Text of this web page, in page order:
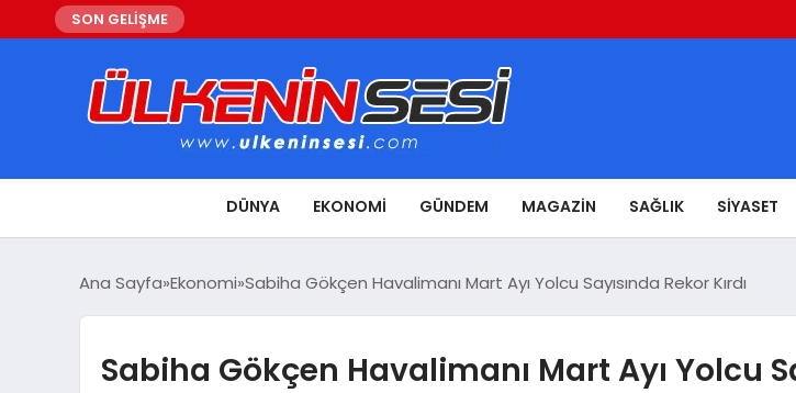
SON GELİŞME
DÜNYA EKONOMI GÜNDEM MAGAZIN SAĞLIK SIYASET
Ana Sayfa Ekonomi Sabiha Gökçen Havalimanı Mart Ayı Yolcu Sayısında Rekor Kırdı
Sabiha Gökçen Havalimanı Mart Ayı Yolcu